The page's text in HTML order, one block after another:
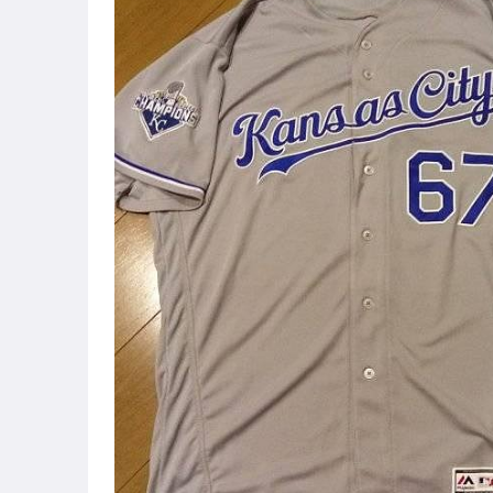
原創設計良品
居家、家具與園藝
玩具、模型與公仔
偶像、球員卡與郵幣
運動、戶外與休閒